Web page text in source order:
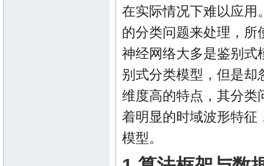
在实际情况下难以应用
的分类问题来处理，所
神经网络大多是鉴别式
别式分类模型，但是却
维度高的特点，其分类
着明显的时域波形特征
模型。